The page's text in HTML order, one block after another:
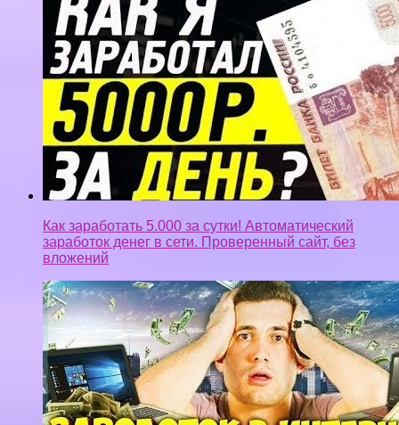
Как заработать 5.000 за сутки! Автоматический
заработок денег в сети. Проверенный сайт, без
вложений